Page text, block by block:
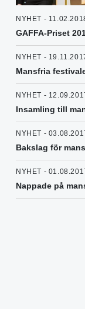
NYHET -
GAFFA-Priset
NYHET -
Mansfria
NYHET -
Insamling till
NYHET -
Bakslag för
NYHET -
Nappade på